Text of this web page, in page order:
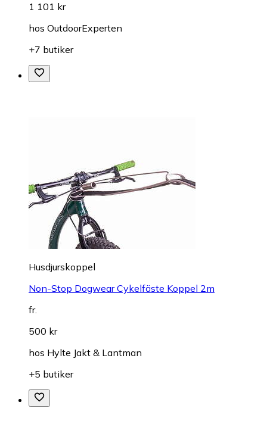
1 101 kr
hos OutdoorExperten
+7 butiker
Husdjurskoppel
Non-Stop Dogwear Cykelfäste Koppel 2m
fr.
500 kr
hos Hylte Jakt & Lantman
+5 butiker